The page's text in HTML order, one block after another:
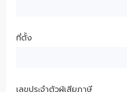
ที่ตั้ง
เลขประจำตัวผู้เสียภาษี